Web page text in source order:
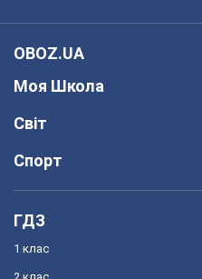
OBOZ.UA
Моя Школа
Світ
Спорт
ГДЗ
1 клас